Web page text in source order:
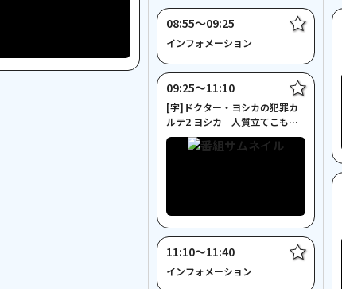
08:55〜09:25
インフォメーション
09:25〜11:10
[字]ドクター・ヨシカの犯罪カ
ルテ2 ヨシカ 人質立てこもり
事件【木の実ナナ主演】
11:10〜11:40
インフォメーション